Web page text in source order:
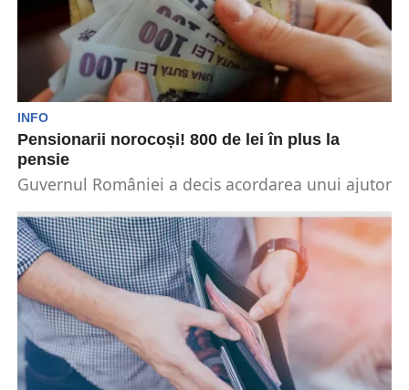
INFO
Pensionarii norocoși! 800 de lei în plus la
pensie
Guvernul României a decis acordarea unui ajutor
venituri...